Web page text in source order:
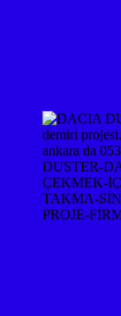
DUSTER-
ÇEKMEK-
TAKMA-
PROJE-